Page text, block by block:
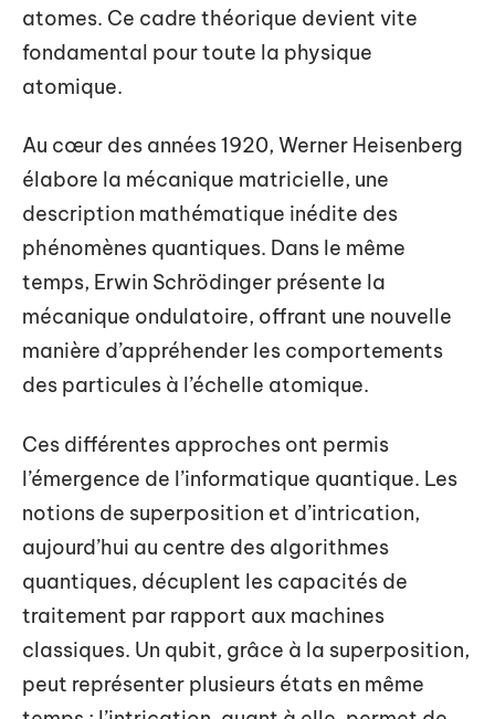
atomes. Ce cadre théorique devient vite
fondamental pour toute la physique
atomique.
Au cœur des années 1920, Werner Heisenberg
élabore la mécanique matricielle, une
description mathématique inédite des
phénomènes quantiques. Dans le même
temps, Erwin Schrödinger présente la
mécanique ondulatoire, offrant une nouvelle
manière d’appréhender les comportements
des particules à l’échelle atomique.
Ces différentes approches ont permis
l’émergence de l’informatique quantique. Les
notions de superposition et d’intrication,
aujourd’hui au centre des algorithmes
quantiques, décuplent les capacités de
traitement par rapport aux machines
classiques. Un qubit, grâce à la superposition,
peut représenter plusieurs états en même